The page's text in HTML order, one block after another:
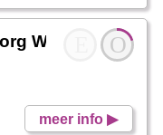
O
WZC
meer info ▶